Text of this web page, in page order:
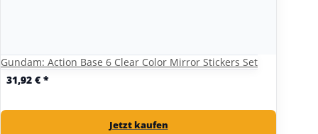
Gundam: Action Base 6 Clear Color Mirror Stickers Set
31,92 € *
Jetzt kaufen